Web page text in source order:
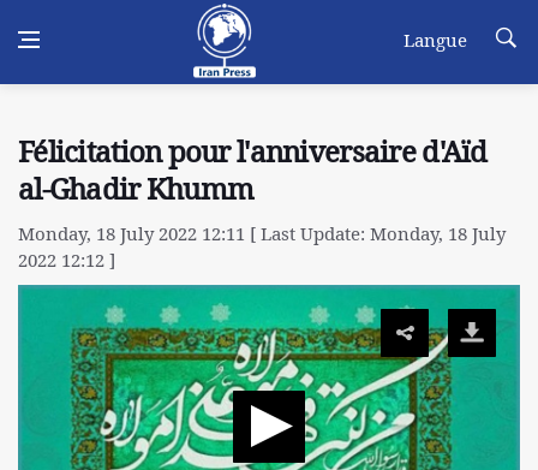
Langue
Félicitation pour l'anniversaire d'Aïd
al-Ghadir Khumm
Monday, 18 July 2022 12:11 [ Last Update: Monday, 18 July
2022 12:12 ]